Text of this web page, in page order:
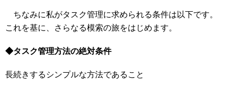
ちなみに私がタスク管理に求められる条件は以下です。
これを基に、さらなる模索の旅をはじめます。
◆タスク管理方法の絶対条件
長続きするシンプルな方法であること